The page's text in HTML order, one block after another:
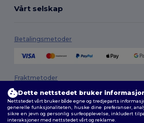
Vårt selskap
Betalingsmetoder
Fraktmetoder
Dette nettstedet bruker
Nettstedet vårt bruker både egne og tredjeparts
generelle funksjonaliteten, huske dine preferanser,
sikre en jevn og personlig surfeopplevelse, inkludert
interaksjoner med nettstedet vårt og reklame.